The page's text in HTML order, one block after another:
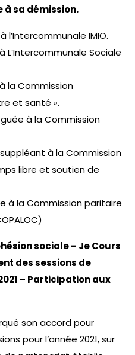
à sa démission.
l’Intercommunale IMIO.
Sociale
la Commission
et santé ».
à la Commission
à la Commission
libre et soutien de
à la Commission paritaire
sociale – Je Cours
des sessions de
– Participation aux
son accord pour
pour l’année 2021, sur